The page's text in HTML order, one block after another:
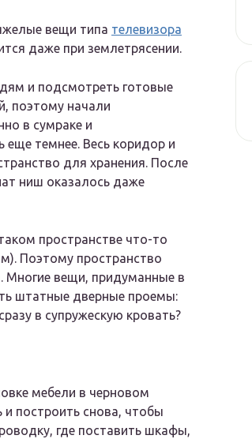
вещи типа телевизора
даже при землетрясении.
и подсмотреть готовые
поэтому начали
в сумраке и
еще темнее. Весь коридор и
для хранения. После
ниш оказалось даже
пространстве что-то
Поэтому пространство
Многие вещи, придуманные в
штатные дверные проемы:
в супружескую кровать?
мебели в черновом
и построить снова, чтобы
где поставить шкафы,